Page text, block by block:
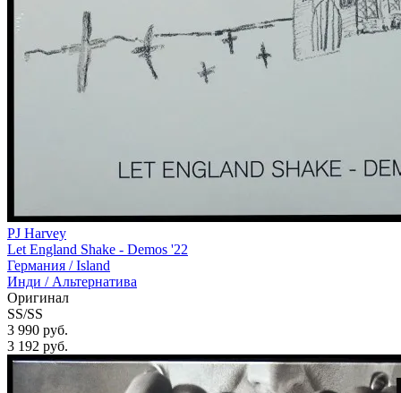
PJ Harvey
Let England Shake - Demos '22
Германия /Island
Инди / Альтернатива
Оригинал
SS/SS
3 990 руб.
3 192 руб.